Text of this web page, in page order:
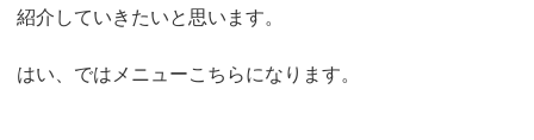
紹介していきたいと思います。
はい、ではメニューこちらになります。